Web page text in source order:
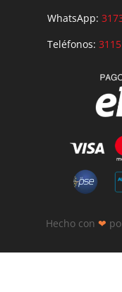
WhatsApp:
Teléfonos:
Hecho con ❤